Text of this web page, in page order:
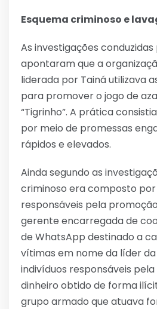
Esquema criminoso e
As investigações conduzidas
apontaram que a
liderada por Tainá utilizava
para promover o jogo de
“Tigrinho”. A prática
por meio de promessas
rápidos e elevados.
Ainda segundo as
criminoso era composto
responsáveis pela
gerente encarregada de
de WhatsApp destinado a
vítimas em nome da líder
indivíduos responsáveis
dinheiro obtido de forma
grupo armado que atuava